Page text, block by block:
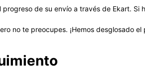
de su envío a través de Ekart.
no te preocupes. ¡Hemos desglosado